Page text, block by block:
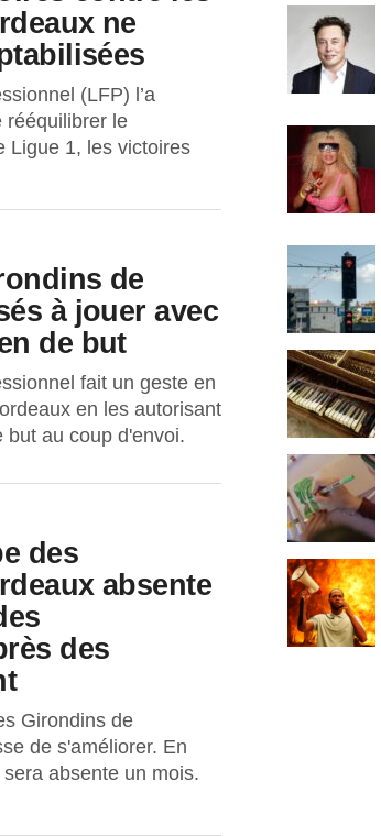
ne
(LFP) l’a
rééquilibrer le
Ligue 1, les victoires
de
à jouer avec
de but
fait un geste en
en les autorisant
but au coup d'envoi.
des
absente
des
Girondins de
de s'améliorer. En
absente un mois.